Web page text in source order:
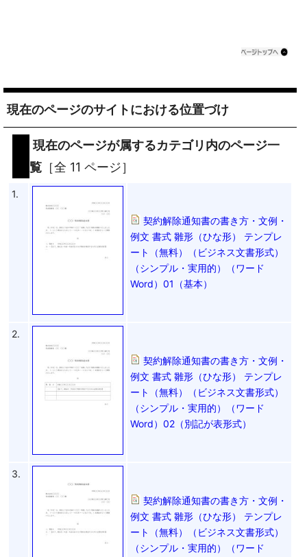
現在のページのサイトにおける位置づけ
現在のページが属するカテゴリ内のページ一
覧 ［全 11 ページ］
1.
契約解除通知書の書き方・文例・
例文 書式 雛形（ひな形） テンプレ
ート（無料）（ビジネス文書形式）
（シンプル・実用的）（ワード
Word）01（基本）
2.
契約解除通知書の書き方・文例・
例文 書式 雛形（ひな形） テンプレ
ート（無料）（ビジネス文書形式）
（シンプル・実用的）（ワード
Word）02（別記が表形式）
3.
契約解除通知書の書き方・文例・
例文 書式 雛形（ひな形） テンプレ
ート（無料）（ビジネス文書形式）
（シンプル・実用的）（ワード